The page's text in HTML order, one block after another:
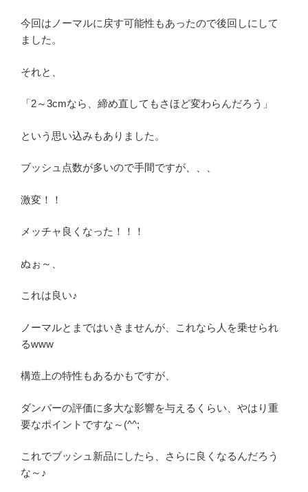
今回はノーマルに戻す可能性もあったので後回しにして
ました。
それと、
「2～3cmなら、締め直してもさほど変わらんだろう」
という思い込みもありました。
ブッシュ点数が多いので手間ですが、、、
激変！！
メッチャ良くなった！！！
ぬぉ～、
これは良い♪
ノーマルとまではいきませんが、これなら人を乗せられ
るwww
構造上の特性もあるかもですが、
ダンパーの評価に多大な影響を与えるくらい、やはり重
要なポイントですな～(^^;
これでブッシュ新品にしたら、さらに良くなるんだろう
な～♪